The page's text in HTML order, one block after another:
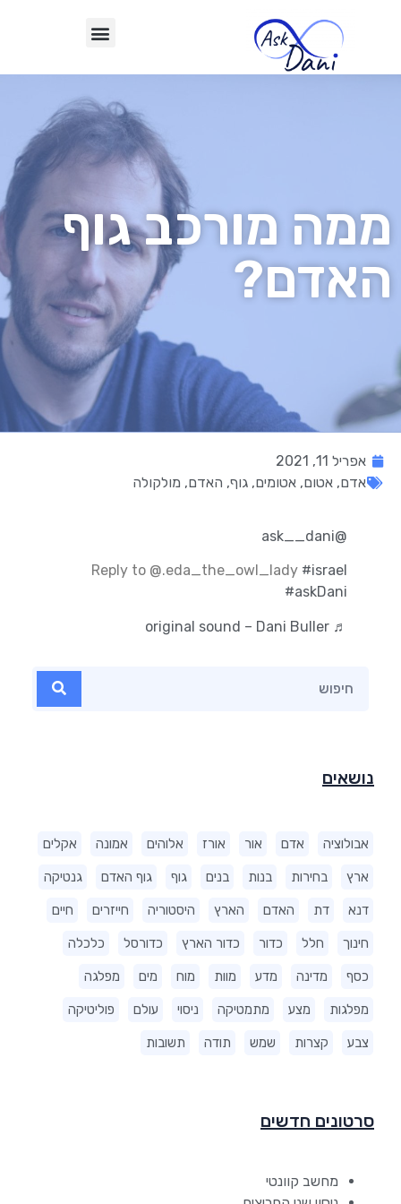
ממה מורכב גוף
האדם?
נושאים
אבולוציה אדם אור אורז אלוהים אמונה אקלים
ארץ בחירות בנות בנים גוף גוף האדם גנטיקה
דנא דת האדם הארץ היסטוריה חייזרים חיים
חינוך חלל כדור כדור הארץ כדורסל כלכלה
כסף מדינה מדע מוות מוח מים מפלגה
מפלגות מצע מתמטיקה ניסוי עולם פוליטיקה
צבע קצרות שמש תודה תשובות
סרטונים חדשים
מחשב קוונטי
אפריל 11, 2021
אדם, אטום, אטומים, גוף, האדם, מולקולה
@ask__dani
Reply to @.eda_the_owl_lady #israel
#askDani
♬ original sound – Dani Buller